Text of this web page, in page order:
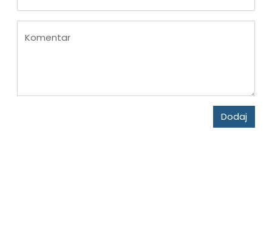
Komentar
Dodaj